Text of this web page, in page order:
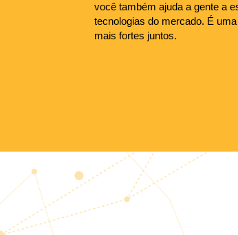
você também ajuda a gente a
tecnologias do mercado. É
mais fortes juntos.